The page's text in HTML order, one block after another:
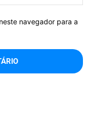
navegador para a